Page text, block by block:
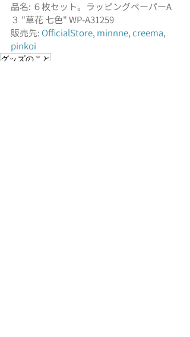
品名: ６枚セット。ラッピングペーパーA
３ "草花 七色" WP-A31259
販売先: OfficialStore, minnne, creema,
pinkoi
グッズのこと